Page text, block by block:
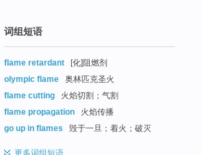
词组短语
flame retardant
[化]阻燃剂
olympic flame
奥林匹克圣火
flame cutting
火焰切割；气割
flame propagation
火焰传播
go up in flames
毁于一旦；着火；破灭
更多词组短语